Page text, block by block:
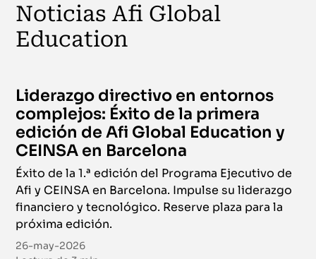
Noticias Afi Global
Education
Liderazgo directivo en entornos
complejos: Éxito de la primera
edición de Afi Global Education y
CEINSA en Barcelona
Éxito de la 1.ª edición del Programa Ejecutivo de
Afi y CEINSA en Barcelona. Impulse su liderazgo
financiero y tecnológico. Reserve plaza para la
próxima edición.
26-may-2026